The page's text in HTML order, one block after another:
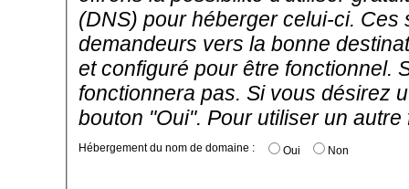
(DNS) pour héberger celui-ci.
demandeurs vers la bonne
et configuré pour être fonctionnel.
fonctionnera pas. Si vous désirez
bouton "Oui". Pour utiliser un
Hébergement du nom de domaine : Non